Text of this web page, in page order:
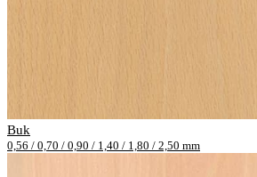
Buk
0,56 / 0,70 / 0,90 / 1,40 / 1,80 / 2,50 mm